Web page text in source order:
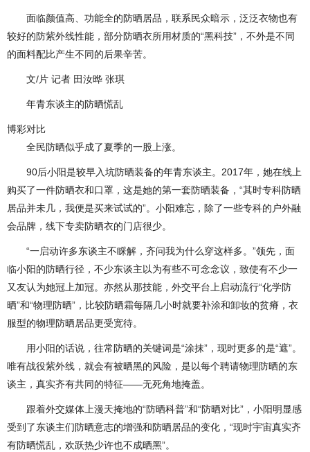
面临颜值高、功能全的防晒居品，联系民众暗示，泛泛衣物也有
较好的防紫外线性能，部分防晒衣所用材质的“黑科技”，不外是不同
的面料配比产生不同的后果辛苦。
文/片 记者 田汝晔 张琪
年青东谈主的防晒慌乱
博彩对比
全民防晒似乎成了夏季的一股上涨。
90后小阳是较早入坑防晒装备的年青东谈主。2017年，她在线上
购买了一件防晒衣和口罩，这是她的第一套防晒装备，“其时专科防晒
居品并未几，我便是买来试试的”。小阳难忘，除了一些专科的户外融
会品牌，线下专卖防晒衣的门店很少。
“一启动许多东谈主不睬解，齐问我为什么穿这样多。”领先，面
临小阳的防晒行径，不少东谈主以为有些不可念念议，致使有不少一
又友认为她冠上加冠。亦然从那技能，外交平台上启动流行“化学防
晒”和“物理防晒”，比较防晒霜每隔几小时就要补涂和卸妆的贫瘠，衣
服型的物理防晒居品更受宽待。
用小阳的话说，往常防晒的关键词是“涂抹”，现时更多的是“遮”。
唯有战役紫外线，就会有被晒黑的风险，是以每个聘请物理防晒的东
谈主，真实齐有共同的特征——无死角地掩盖。
跟着外交媒体上漫天掩地的“防晒科普”和“防晒对比”，小阳明显感
受到了东谈主们防晒意志的增强和防晒居品的变化，“现时宇宙真实齐
有防晒慌乱，欢跃热少许也不成晒黑”。